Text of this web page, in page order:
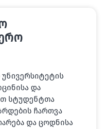
და
სტუდენტთა
ჩართვა
და ცოდნისა